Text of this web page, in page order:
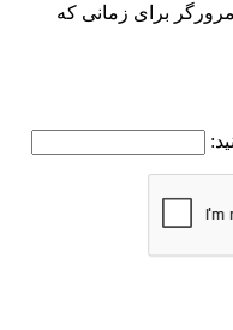
برای زمانی که